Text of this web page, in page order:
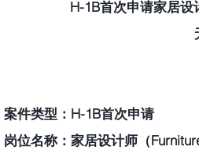
H-1B首次申请家居
案件类型：H-1B首次申请
岗位名称：家居设计师（